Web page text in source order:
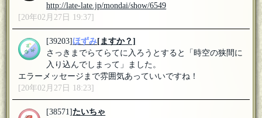
http://late-late.jp/mondai/show/6549
[20年02月27日 19:37]
[39203]ほずみ[ますか？]
さっきまでらてらてに入ろうとすると「時空の狭間に
入り込んでしまって」ました。
エラーメッセージまで雰囲気あっていいですね！
[20年02月27日 18:23]
[38571]たいちゃ